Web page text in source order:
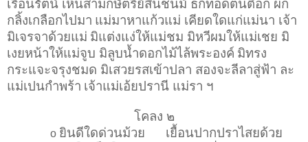
กลิ้งเกลือกไปมา แม่มาหาแก้วแม่ เคียดใดแก่แม่นา เจ้า
มิเจรจาด้วยแม่ มิแต่งแง่ให้แม่ชม มิหวีผมให้แม่เชย มิ
เงยหน้าให้แม่จูบ มิลูบน้ำดอกไม้ไล้พระองค์ มิทรง
กระแจะจรุงชมด มิเสวยรสเข้าปลา สองจะลีลาสู่ฟ้า ละ
แม่เปนกำพร้า เจ้าแม่เอ้ยปรานี แม่รา ฯ
โคลง ๒
o ยินดีใดด่วนม้วย
เยื้อนปากปราไสยด้วย